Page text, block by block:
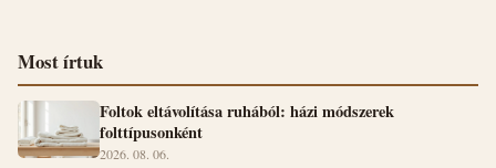
Most írtuk
Foltok eltávolítása ruhából: házi módszerek
folttípusonként
2026. 08. 06.